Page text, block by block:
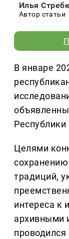
Илья
Автор статьи
В январе
Республики
Целями
традиций,
интереса к
архивными
проводился